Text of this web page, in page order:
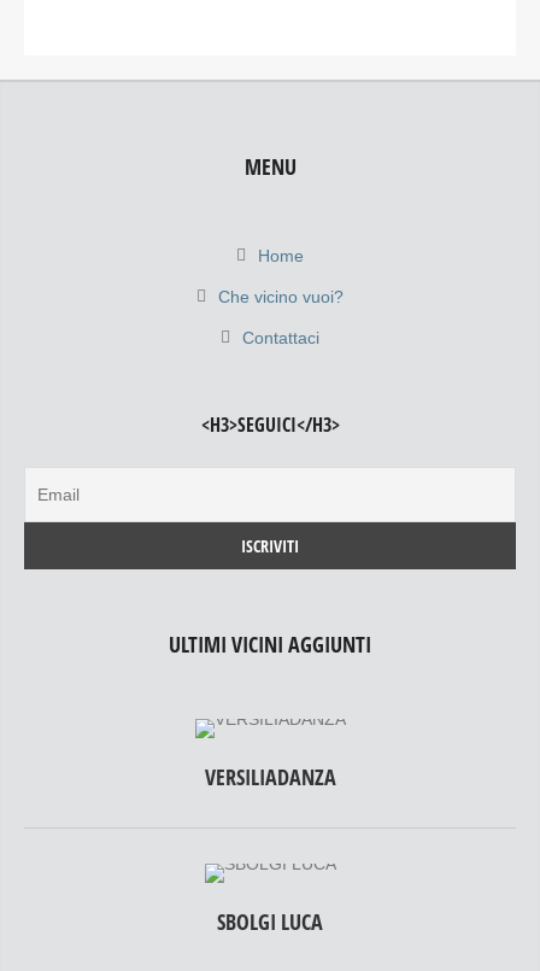
MENU
Home
Che vicino vuoi?
Contattaci
<H3>SEGUICI</H3>
ULTIMI VICINI AGGIUNTI
VERSILIADANZA
SBOLGI LUCA